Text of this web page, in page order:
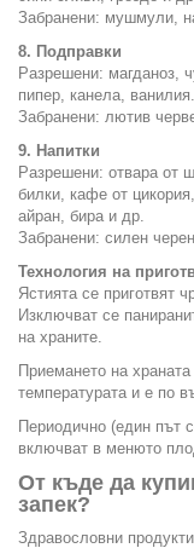
Забранени: мушмули,
8. Подправки
Разрешени: магданоз,
пипер, канела, ванилия.
Забранени: лютив
9. Напитки
Разрешени: отвара от
билки, кафе от
айран, бира и др.
Забранени: силен
Технология на
Ястията се приготвят
Изключват се
на храните.
Приемането на
температурата и е по
Периодично (един път
включват в менюто
От къде да
запек?
Здравословни